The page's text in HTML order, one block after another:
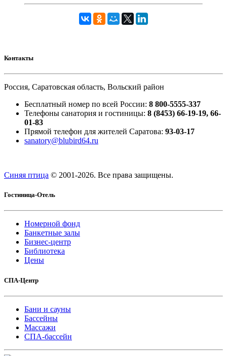
Контакты
Россия, Саратовская область, Вольский район
Бесплатный номер по всей России: 8 800-5555-337
Телефоны санатория и гостиницы: 8 (8453) 66-19-19, 66-
01-83
Прямой телефон для жителей Саратова: 93-03-17
sanatory@blubird64.ru
Синяя птица © 2001-2026. Все права защищены.
Гостиница-Отель
Номерной фонд
Банкетные залы
Бизнес-центр
Библиотека
Цены
СПА-Центр
Бани и сауны
Бассейны
Массажи
СПА-бассейн